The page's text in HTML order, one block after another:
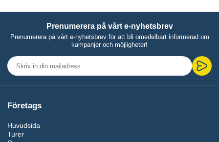
Prenumerera på vårt e-nyhetsbrev
Prenumerera på vårt e-nyhetsbrev för att bli omedelbart informerad om
kampanjer och möjligheter!
Företags
Huvudsida
Turer